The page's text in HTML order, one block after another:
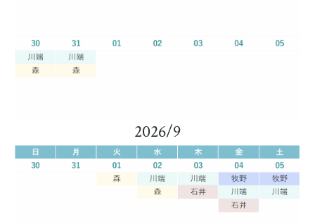
2026/9